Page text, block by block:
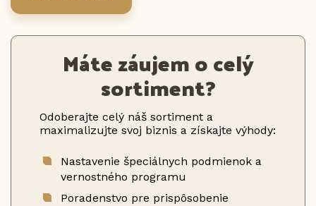
Máte záujem o celý
sortiment?
Odoberajte celý náš sortiment a
maximalizujte svoj biznis a získajte výhody:
Nastavenie špeciálnych podmienok a
vernostného programu
Poradenstvo pre prispôsobenie